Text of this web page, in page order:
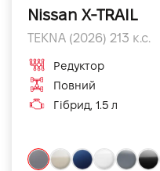
Nissan X-TRAIL
TEKNA (2026) 213 к.с.
Редуктор
Повний
Гібрид, 1.5 л